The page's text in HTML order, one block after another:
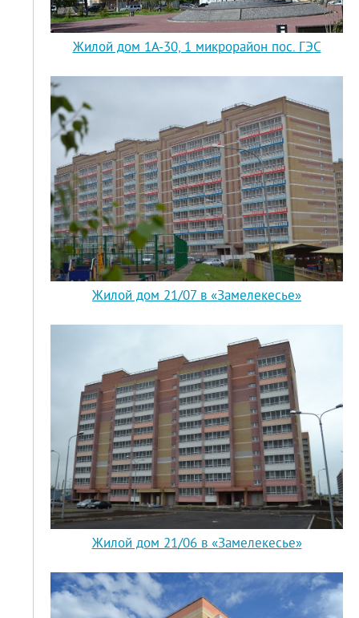
Жилой дом 1А-30, 1 микрорайон пос. ГЭС
Жилой дом 21/07 в «Замелекесье»
Жилой дом 21/06 в «Замелекесье»